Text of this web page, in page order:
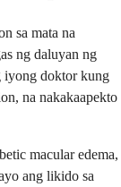
sa mata na
ng daluyan ng
iyong doktor kung
na nakakaapekto
macular edema,
ang likido sa